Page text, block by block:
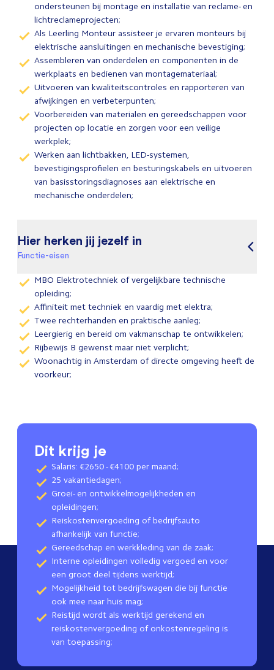
ondersteunen bij montage en installatie van reclame- en
lichtreclameprojecten;
Als Leerling Monteur assisteer je ervaren monteurs bij
elektrische aansluitingen en mechanische bevestiging;
Assembleren van onderdelen en componenten in de
werkplaats en bedienen van montagemateriaal;
Uitvoeren van kwaliteitscontroles en rapporteren van
afwijkingen en verbeterpunten;
Voorbereiden van materialen en gereedschappen voor
projecten op locatie en zorgen voor een veilige
werkplek;
Werken aan lichtbakken, LED-systemen,
bevestigingsprofielen en besturingskabels en uitvoeren
van basisstoringsdiagnoses aan elektrische en
mechanische onderdelen;
Hier herken jij jezelf in
Functie-eisen
MBO Elektrotechniek of vergelijkbare technische
opleiding;
Affiniteit met techniek en vaardig met elektra;
Twee rechterhanden en praktische aanleg;
Leergierig en bereid om vakmanschap te ontwikkelen;
Rijbewijs B gewenst maar niet verplicht;
Woonachtig in Amsterdam of directe omgeving heeft de
voorkeur;
Dit krijg je
Salaris: €2650 - €4100 per maand;
25 vakantiedagen;
Groei- en ontwikkelmogelijkheden en
opleidingen;
Reiskostenvergoeding of bedrijfsauto
afhankelijk van functie;
Gereedschap en werkkleding van de zaak;
Interne opleidingen volledig vergoed en voor
een groot deel tijdens werktijd;
Mogelijkheid tot bedrijfswagen die bij functie
ook mee naar huis mag;
Reistijd wordt als werktijd gerekend en
reiskostenvergoeding of onkostenregeling is
van toepassing;